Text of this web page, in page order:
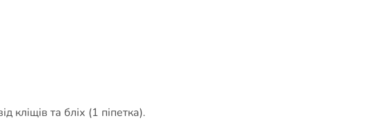
кліщів та бліх (1 піпетка).